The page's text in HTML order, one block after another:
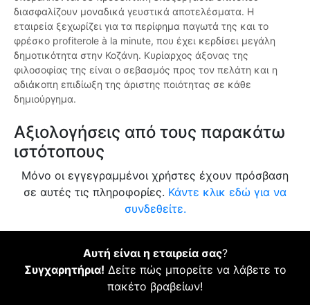
διασφαλίζουν μοναδικά γευστικά αποτελέσματα. Η
εταιρεία ξεχωρίζει για τα περίφημα παγωτά της και το
φρέσκο profiterole à la minute, που έχει κερδίσει μεγάλη
δημοτικότητα στην Κοζάνη. Κυρίαρχος άξονας της
φιλοσοφίας της είναι ο σεβασμός προς τον πελάτη και η
αδιάκοπη επιδίωξη της άριστης ποιότητας σε κάθε
δημιούργημα.
Αξιολογήσεις από τους παρακάτω
ιστότοπους
Μόνο οι εγγεγραμμένοι χρήστες έχουν πρόσβαση
σε αυτές τις πληροφορίες. Κάντε κλικ εδώ για να
συνδεθείτε.
Αυτή είναι η εταιρεία σας?
Συγχαρητήρια! Δείτε πώς μπορείτε να λάβετε το
πακέτο βραβείων!